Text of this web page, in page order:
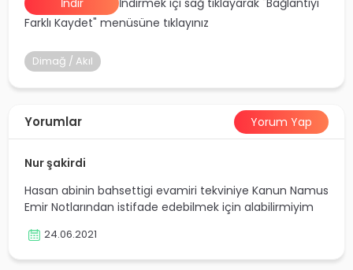
İndir
İndirmek içi sağ tıklayarak "Bağlantıyı
Farklı Kaydet" menüsüne tıklayınız
Dimağ / Akıl
Yorumlar Yorum Yap
Nur şakirdi
Hasan abinin bahsettigi evamiri tekviniye Kanun Namus
Emir Notlarından istifade edebilmek için alabilirmiyim
24.06.2021